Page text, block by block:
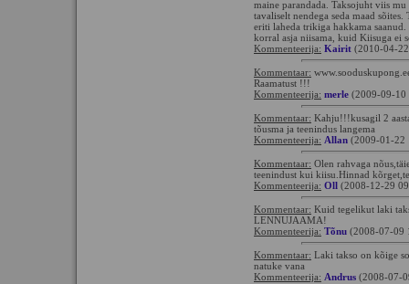
maine parandada. Taksojuht viis
tavaliselt nendega seda maad
eriti laheda trikiga hakkama
korral asja niisama, kuid Kiisuga ei
Kommenteerija: Kairit (2010-04-
Kommentaar:
Raamatust !!!
Kommenteerija: merle (2009-09-
Kommentaar: Kahju!!!kusagil 2
tõusma ja teenindus langema
Kommenteerija: Allan (2009-01-22
Kommentaar: Olen rahvaga
teenindust kui kiisu.Hinnad
Kommenteerija: Oll (2008-12-29
Kommentaar: Kuid tegelikut laki
LENNUJAAMA!
Kommenteerija: Tõnu (2008-07-09
Kommentaar: Laki takso on kõige
natuke vana
Kommenteerija: Andrus (2008-07-